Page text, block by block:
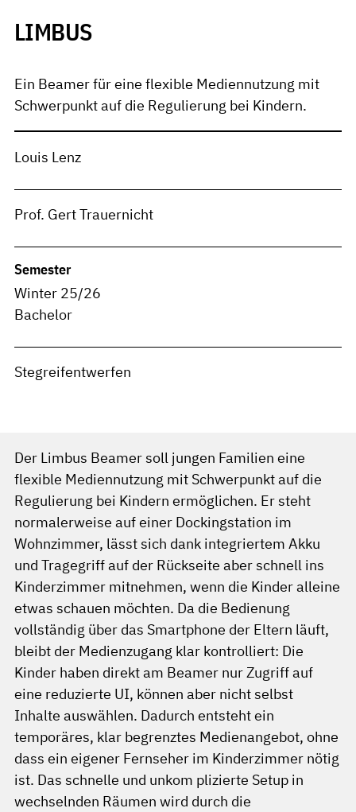
LIMBUS
Ein Beamer für eine flexible Mediennutzung mit
Schwerpunkt auf die Regulierung bei Kindern.
Louis Lenz
Prof. Gert Trauernicht
Semester
Winter 25/26
Bachelor
Stegreifentwerfen
Der Limbus Beamer soll jungen Familien eine
flexible Mediennutzung mit Schwerpunkt auf die
Regulierung bei Kindern ermöglichen. Er steht
normalerweise auf einer Dockingstation im
Wohnzimmer, lässt sich dank integriertem Akku
und Tragegriff auf der Rückseite aber schnell ins
Kinderzimmer mitnehmen, wenn die Kinder alleine
etwas schauen möchten. Da die Bedienung
vollständig über das Smartphone der Eltern läuft,
bleibt der Medienzugang klar kontrolliert: Die
Kinder haben direkt am Beamer nur Zugriff auf
eine reduzierte UI, können aber nicht selbst
Inhalte auswählen. Dadurch entsteht ein
temporäres, klar begrenztes Medienangebot, ohne
dass ein eigener Fernseher im Kinderzimmer nötig
ist. Das schnelle und unkom plizierte Setup in
wechselnden Räumen wird durch die